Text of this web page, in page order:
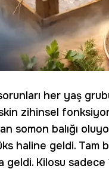
her yaş
zihinsel
somon balığı
haline geldi. Tam
geldi. Kilosu